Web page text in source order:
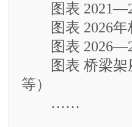
图表
图表 2026年
图表
图表 桥梁架座
等）
……